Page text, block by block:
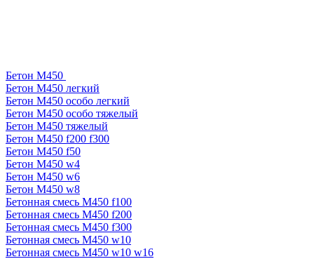
Бетон М450
Бетон М450 легкий
Бетон М450 особо легкий
Бетон М450 особо тяжелый
Бетон М450 тяжелый
Бетон М450 f200 f300
Бетон М450 f50
Бетон М450 w4
Бетон М450 w6
Бетон М450 w8
Бетонная смесь М450 f100
Бетонная смесь М450 f200
Бетонная смесь М450 f300
Бетонная смесь М450 w10
Бетонная смесь М450 w10 w16